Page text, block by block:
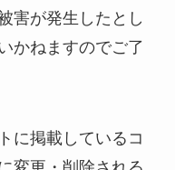
害が発生したとし
かねますのでご了
に掲載しているコ